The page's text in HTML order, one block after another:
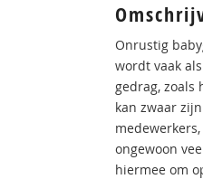
Onrustig
wordt vaak
gedrag, zoals
kan zwaar
ongewoon
hiermee om